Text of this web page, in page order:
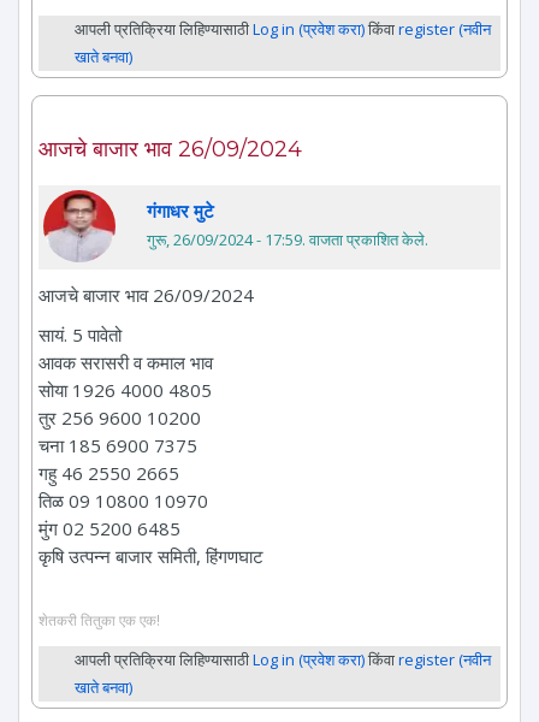
आपली प्रतिक्रिया लिहिण्यासाठीLog in (प्रवेश करा)किंवाregister (नवीन
खाते बनवा)
आजचे बाजार भाव 26/09/2024
गंगाधर मुटे
गुरू, 26/09/2024 - 17:59. वाजता प्रकाशित केले.
आजचे बाजार भाव 26/09/2024
सायं. 5 पावेतो
आवक सरासरी व कमाल भाव
सोया 1926 4000 4805
तुर 256 9600 10200
चना 185 6900 7375
गहु 46 2550 2665
तिळ 09 10800 10970
मुंग 02 5200 6485
कृषि उत्पन्न बाजार समिती, हिंगणघाट
शेतकरी तितुका एक एक!
आपली प्रतिक्रिया लिहिण्यासाठीLog in (प्रवेश करा)किंवाregister (नवीन
खाते बनवा)